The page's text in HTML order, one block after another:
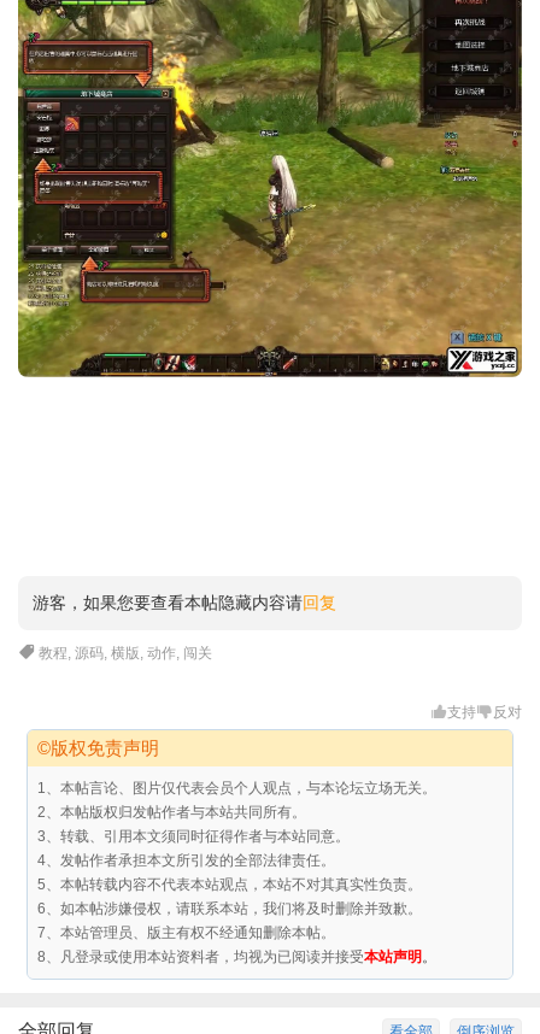
游客，如果您要查看本帖隐藏内容请回复
教程,源码,横版,动作, 闯关
支持 反对
©版权免责声明
1、本帖言论、图片仅代表会员个人观点，与本论坛立场无关。
2、本帖版权归发帖作者与本站共同所有。
3、转载、引用本文须同时征得作者与本站同意。
4、发帖作者承担本文所引发的全部法律责任。
5、本帖转载内容不代表本站观点，本站不对其真实性负责。
6、如本帖涉嫌侵权，请联系本站，我们将及时删除并致歉。
7、本站管理员、版主有权不经通知删除本帖。
8、凡登录或使用本站资料者，均视为已阅读并接受本站声明 。